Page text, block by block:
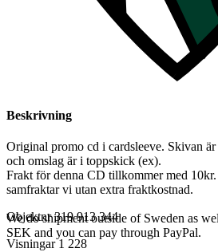
Beskrivning
Original promo cd i cardsleeve. Skivan
och omslag är i toppskick (ex).
Frakt för denna CD tillkommer med
samfraktar vi utan extra fraktkostnad.
We do shipment outside of Sweden as
SEK and you can pay through PayPal.
Objektnr 319 913 344
Visningar 1 228